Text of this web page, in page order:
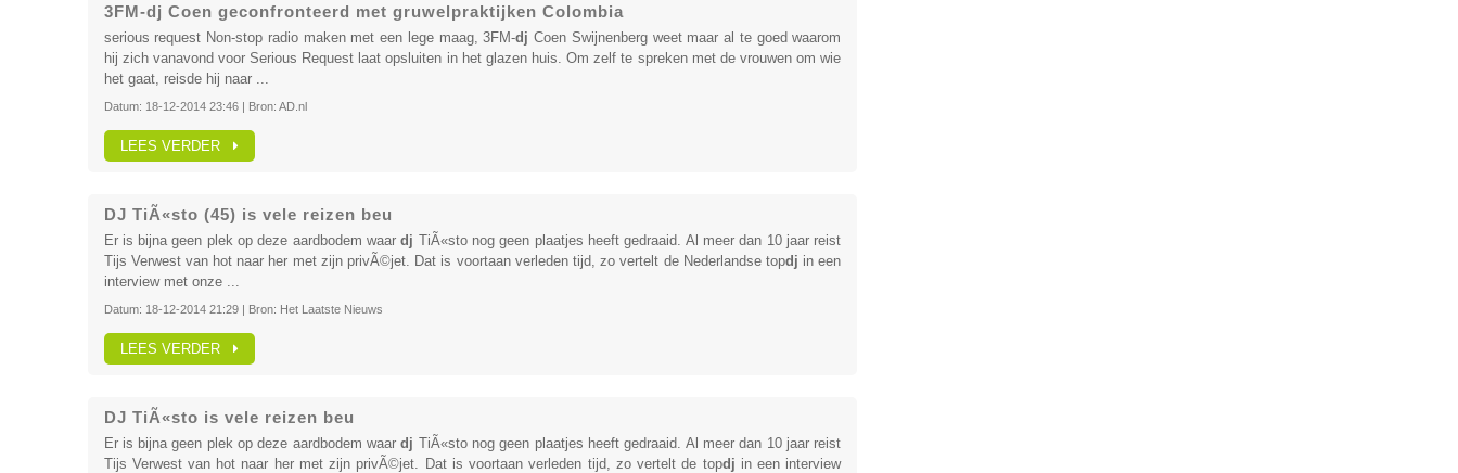
3FM-dj Coen geconfronteerd met gruwelpraktijken Colombia
serious request Non-stop radio maken met een lege maag, 3FM-dj Coen Swijnenberg weet maar al te goed waarom
hij zich vanavond voor Serious Request laat opsluiten in het glazen huis. Om zelf te spreken met de vrouwen om wie
het gaat, reisde hij naar ...
Datum: 18-12-2014 23:46| Bron: AD.nl
LEES VERDER
DJ TiÃ«sto (45) is vele reizen beu
Er is bijna geen plek op deze aardbodem waardj TiÃ«sto nog geen plaatjes heeft gedraaid. Al meer dan 10 jaar reist
Tijs Verwest van hot naar her met zijn privÃ©jet. Dat is voortaan verleden tijd, zo vertelt de Nederlandse topdj in een
interview met onze ...
Datum: 18-12-2014 21:29| Bron: Het Laatste Nieuws
LEES VERDER
DJ TiÃ«sto is vele reizen beu
Er is bijna geen plek op deze aardbodem waardj TiÃ«sto nog geen plaatjes heeft gedraaid. Al meer dan 10 jaar reist
Tijs Verwest van hot naar her met zijn privÃ©jet. Dat is voortaan verleden tijd, zo vertelt de topdj in een interview